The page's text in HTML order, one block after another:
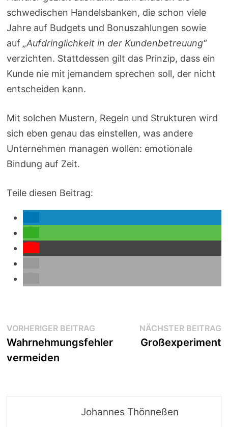
schwedischen Handelsbanken, die schon viele
Jahre auf Budgets und Bonuszahlungen sowie
auf„Aufdringlichkeit in der Kundenbetreuung“
verzichten. Stattdessen gilt das Prinzip, dass ein
Kunde nie mit jemandem sprechen soll, der nicht
entscheiden kann.
Mit solchen Mustern, Regeln und Strukturen wird
sich eben genau das einstellen, was andere
Unternehmen managen wollen: emotionale
Bindung auf Zeit.
Teile diesen Beitrag:
Beitragsnavigation
VORHERIGER BEITRAG Vorheriger
Beitrag:
Wahrnehmungsfehler
vermeiden
NÄCHSTER BEITRAG
Großexperiment
Johannes Thönneßen